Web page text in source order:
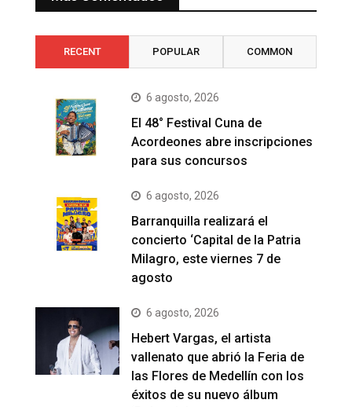
RECENT POPULAR COMMON
6 agosto, 2026
El 48° Festival Cuna de
Acordeones abre inscripciones
para sus concursos
6 agosto, 2026
Barranquilla realizará el
concierto ‘Capital de la Patria
Milagro, este viernes 7 de
agosto
6 agosto, 2026
Hebert Vargas, el artista
vallenato que abrió la Feria de
las Flores de Medellín con los
éxitos de su nuevo álbum